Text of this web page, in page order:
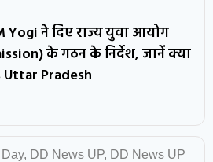
Yogi ने दिए राज्य युवा आयोग
के गठन के निर्देश, जानें क्या
Uttar Pradesh